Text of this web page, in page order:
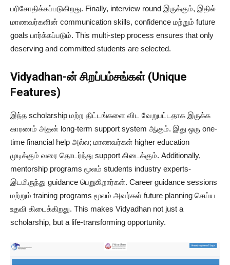
பரிசோதிக்கப்படுகிறது. Finally, interview round இருக்கும், இதில்
மாணவர்களின் communication skills, confidence மற்றும் future
goals பார்க்கப்படும். This multi-step process ensures that only
deserving and committed students are selected.
Vidyadhan-ன் சிறப்பம்சங்கள் (Unique
Features)
இந்த scholarship மற்ற திட்டங்களை விட வேறுபட்டதாக இருக்க
காரணம் அதன் long-term support system ஆகும். இது ஒரு one-
time financial help அல்ல; மாணவர்கள் higher education
முடிக்கும் வரை தொடர்ந்து support கிடைக்கும். Additionally,
mentorship programs மூலம் students industry experts-
இடமிருந்து guidance பெறுகிறார்கள். Career guidance sessions
மற்றும் training programs மூலம் அவர்கள் future planning செய்ய
உதவி கிடைக்கிறது. This makes Vidyadhan not just a
scholarship, but a life-transforming opportunity.